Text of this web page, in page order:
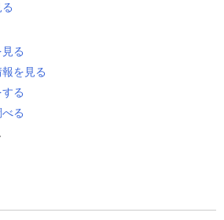
る
を見る
る
る